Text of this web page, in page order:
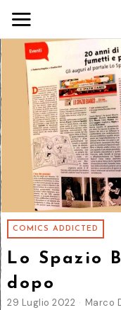
COMICS ADDICTED
Lo Spazio
dopo
29 Luglio 2022 Marco